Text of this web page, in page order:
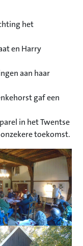
het
en Harry
aan haar
gaf een
in het Twentse
toekomst.